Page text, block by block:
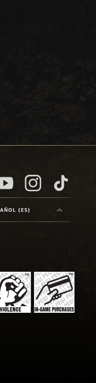
(ES)